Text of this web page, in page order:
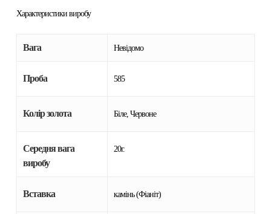
Характеристики виробу
Вага Невідомо
Проба 585
Колір золота Біле, Червоне
Середня вага
виробу
20г.
Вставка камінь (Фіаніт)